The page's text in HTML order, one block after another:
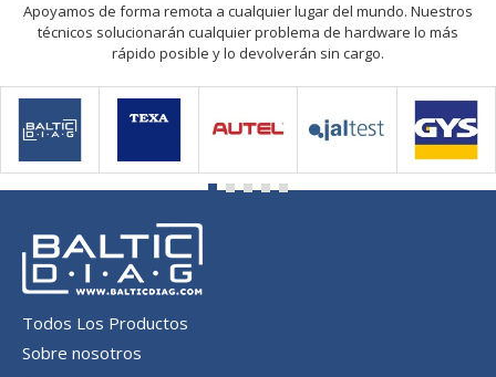
Apoyamos de forma remota a cualquier lugar del mundo. Nuestros
técnicos solucionarán cualquier problema de hardware lo más
rápido posible y lo devolverán sin cargo.
Todos Los Productos
Sobre nosotros